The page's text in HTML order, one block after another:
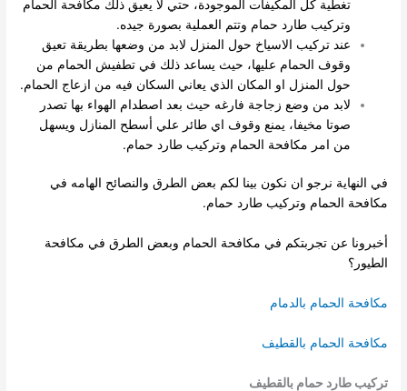
تغطية كل المكيفات الموجودة، حتي لا يعيق ذلك مكافحة الحمام
وتركيب طارد حمام وتتم العملية بصورة جيده.
عند تركيب الاسياخ حول المنزل لابد من وضعها بطريقة تعيق
وقوف الحمام عليها، حيث يساعد ذلك في تطفيش الحمام من
حول المنزل او المكان الذي يعاني السكان فيه من ازعاج الحمام.
لابد من وضع زجاجة فارغه حيث بعد اصطدام الهواء بها تصدر
صوتا مخيفا، يمنع وقوف اي طائر علي أسطح المنازل ويسهل
من امر مكافحة الحمام وتركيب طارد حمام.
في النهاية نرجو ان نكون بينا لكم بعض الطرق والنصائح الهامه في
مكافحة الحمام وتركيب طارد حمام.
أخبرونا عن تجربتكم في مكافحة الحمام وبعض الطرق في مكافحة
الطيور؟
مكافحة الحمام بالدمام
مكافحة الحمام بالقطيف
تركيب طارد حمام بالقطيف